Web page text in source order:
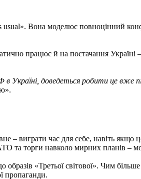
Вона моделює повноцінний
працює й на постачання Україні –
Україні, доведеться робити це вже
виграти час для себе, навіть якщо
та торги навколо мирних планів –
образів «Третьої світової». Чим
пропаганди.